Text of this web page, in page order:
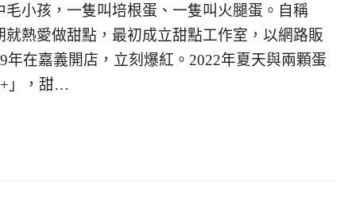
小孩，一隻叫培根蛋、一隻叫火腿蛋。自稱
熱愛做甜點，最初成立甜點工作室，以網路販
在嘉義開店，立刻爆紅。2022年夏天與兩顆蛋
」，甜…